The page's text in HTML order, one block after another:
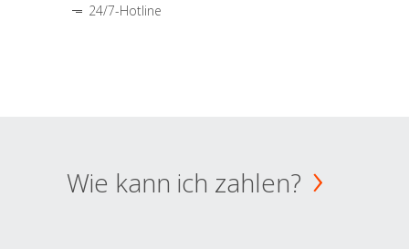
24/7-Hotline
Wie kann ich zahlen?